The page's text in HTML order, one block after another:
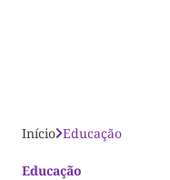
Início Educação
Educação